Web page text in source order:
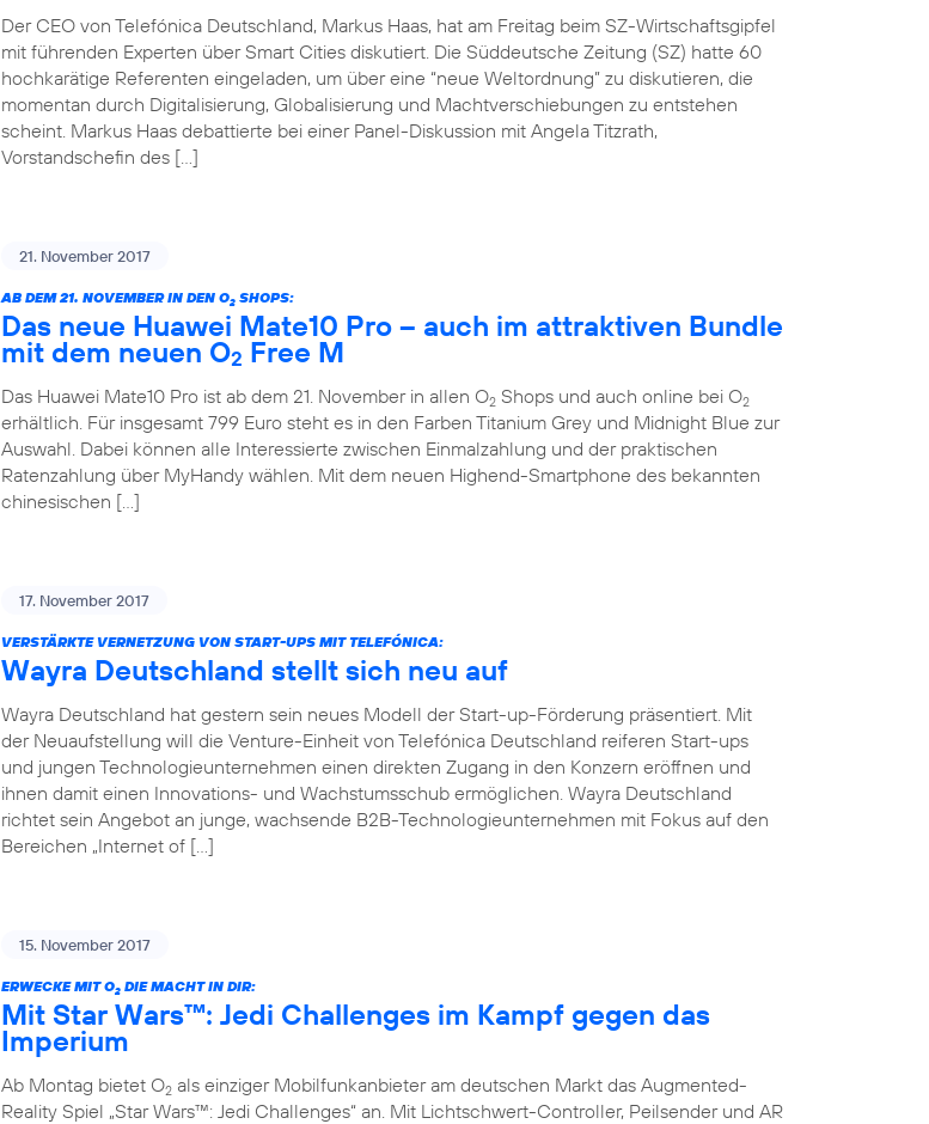
Der CEO von Telefónica Deutschland, Markus Haas, hat am Freitag beim SZ-Wirtschaftsgipfel
mit führenden Experten über Smart Cities diskutiert. Die Süddeutsche Zeitung (SZ) hatte 60
hochkarätige Referenten eingeladen, um über eine “neue Weltordnung” zu diskutieren, die
momentan durch Digitalisierung, Globalisierung und Machtverschiebungen zu entstehen
scheint. Markus Haas debattierte bei einer Panel-Diskussion mit Angela Titzrath,
Vorstandschefin des […]
21. November 2017
AB DEM 21. NOVEMBER IN DEN O2 SHOPS:
Das neue Huawei Mate10 Pro – auch im attraktiven Bundle
mit dem neuen O2 Free M
Das Huawei Mate10 Pro ist ab dem 21. November in allen O2 Shops und auch online bei O2
erhältlich. Für insgesamt 799 Euro steht es in den Farben Titanium Grey und Midnight Blue zur
Auswahl. Dabei können alle Interessierte zwischen Einmalzahlung und der praktischen
Ratenzahlung über MyHandy wählen. Mit dem neuen Highend-Smartphone des bekannten
chinesischen […]
17. November 2017
VERSTÄRKTE VERNETZUNG VON START-UPS MIT TELEFÓNICA:
Wayra Deutschland stellt sich neu auf
Wayra Deutschland hat gestern sein neues Modell der Start-up-Förderung präsentiert. Mit
der Neuaufstellung will die Venture-Einheit von Telefónica Deutschland reiferen Start-ups
und jungen Technologieunternehmen einen direkten Zugang in den Konzern eröffnen und
ihnen damit einen Innovations- und Wachstumsschub ermöglichen. Wayra Deutschland
richtet sein Angebot an junge, wachsende B2B-Technologieunternehmen mit Fokus auf den
Bereichen „Internet of […]
15. November 2017
ERWECKE MIT O2 DIE MACHT IN DIR:
Mit Star Wars™: Jedi Challenges im Kampf gegen das
Imperium
Ab Montag bietet O2 als einziger Mobilfunkanbieter am deutschen Markt das Augmented-
Reality Spiel „Star Wars™: Jedi Challenges“ an. Mit Lichtschwert-Controller, Peilsender und AR